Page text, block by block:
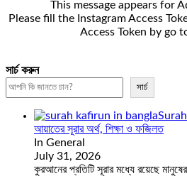
This message appears for
Please fill the Instagram Access
Access Token by go
সার্চ করুন
সার্চ
আয়াতের সূরার অর্থ, শিক্ষা ও ফজিলত
In General
July 31, 2026
কুরআনের প্রতিটি সূরার মধ্যে রয়েছে